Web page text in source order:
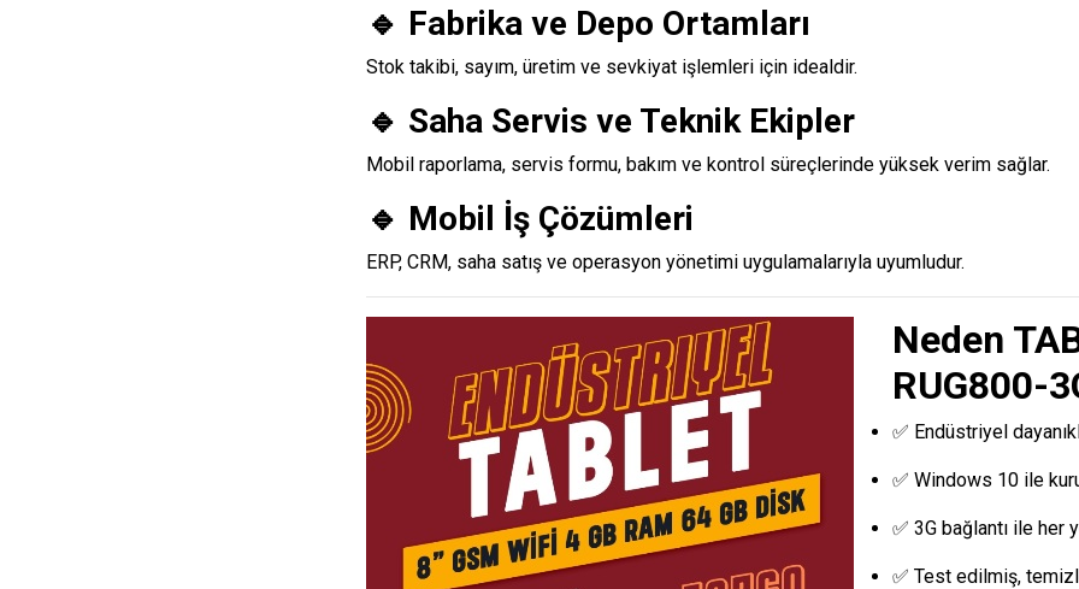
🔹 Fabrika ve Depo Ortamları
Stok takibi, sayım, üretim ve sevkiyat işlemleri için idealdir.
🔹 Saha Servis ve Teknik Ekipler
Mobil raporlama, servis formu, bakım ve kontrol süreçlerinde yüksek verim sağlar.
🔹 Mobil İş Çözümleri
ERP, CRM, saha satış ve operasyon yönetimi uygulamalarıyla uyumludur.
Neden
RUG800-
✅ Endüstriyel
✅ Windows 10 ile
✅ 3G bağlantı ile her
✅ Test edilmiş,